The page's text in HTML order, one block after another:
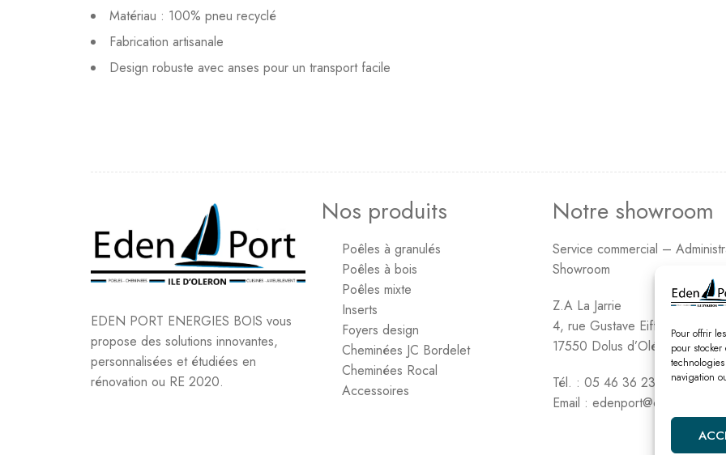
Pour offrir
pour
navigation
Matériau : 100% pneu recyclé
Fabrication artisanale
Design robuste avec anses pour un transport facile
EDEN PORT ENERGIES BOIS vous
propose des solutions innovantes,
personnalisées et étudiées en
rénovation ou RE 2020.
Nos produits
Poêles à granulés
Poêles à bois
Poêles mixte
Inserts
Foyers design
Cheminées JC Bordelet
Cheminées Rocal
Accessoires
Notre showroom
Service commercial –
Showroom
Z.A La Jarrie
4, rue Gustave Eiffel
17550 Dolus d’Oléron
Tél. : 05 46 36 23 06
Email : edenport@orange.fr